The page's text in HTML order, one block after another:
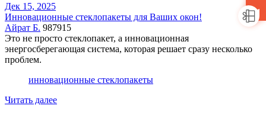
Дек 15, 2025
Инновационные стеклопакеты для Ваших окон!
Айрат Б. 987915
Это не просто стеклопакет, а инновационная
энергосберегающая система, которая решает сразу несколько
проблем.
инновационные стеклопакеты
Читать далее